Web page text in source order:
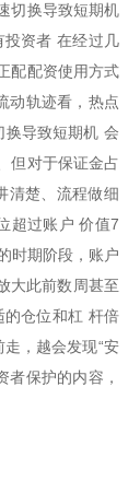
切换导致短期机
投资者 在经过几
配配资使用方式
动轨迹看，热点
换导致短期机 会
但对于保证金占
清楚、流程做细
超过账户 价值7
时期阶段，账户
大此前数周甚至
的仓位和杠 杆倍
，越会发现“安
保护的内容，